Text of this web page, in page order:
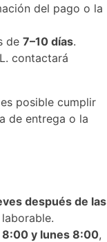
del pago o la
de 7–10 días.
contactará
posible cumplir
de entrega o la
después de las
y lunes 8:00,